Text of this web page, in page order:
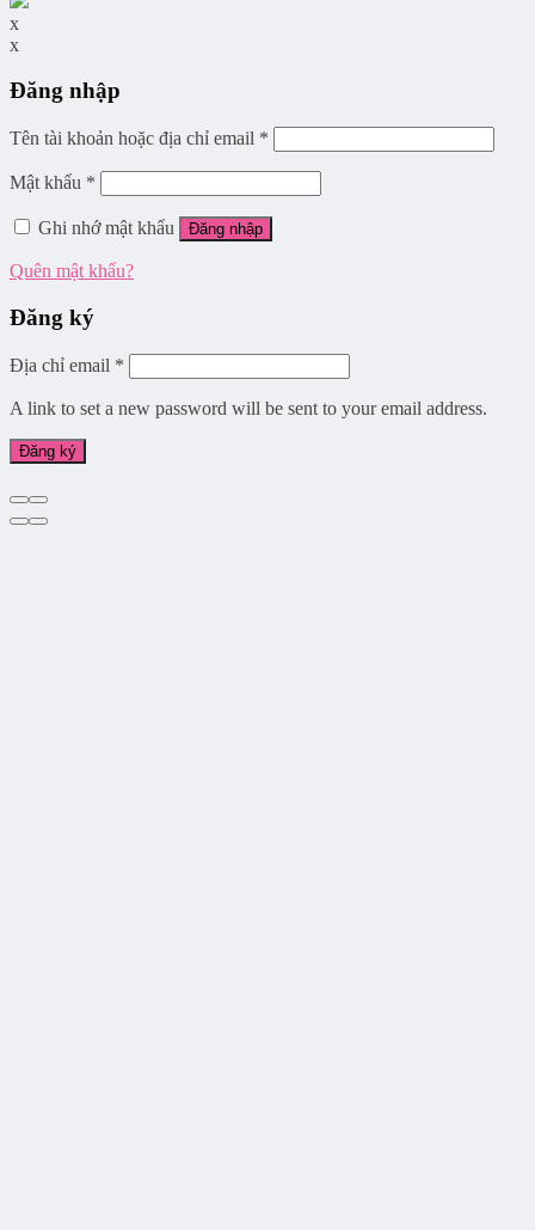
x
x
Đăng nhập
Tên tài khoản hoặc địa chỉ email *
Mật khẩu *
Ghi nhớ mật khẩu Đăng nhập
Quên mật khẩu?
Đăng ký
Địa chỉ email *
A link to set a new password will be sent to your email address.
Đăng ký